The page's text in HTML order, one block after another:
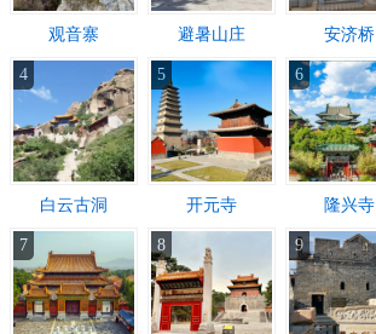
观音寨 避暑山庄 安济桥
4
白云古洞
5
开元寺
6
隆兴寺
7 8 9